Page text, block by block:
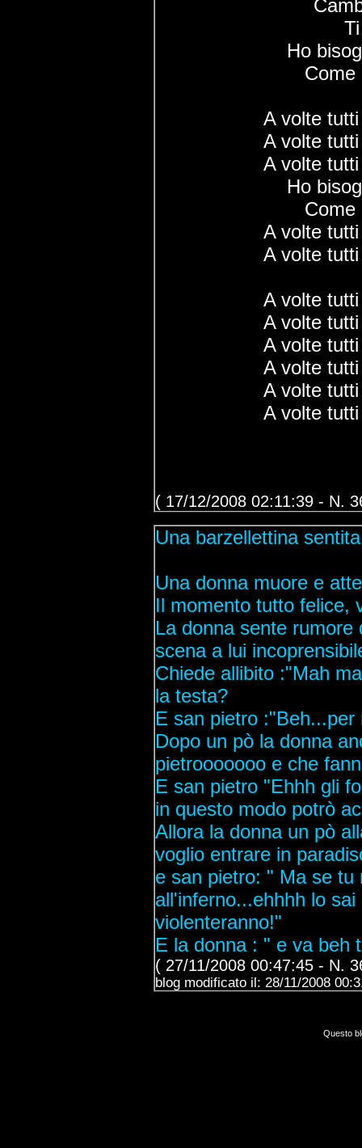
Ho
Come
A volte
A volte
A volte
Ho
Come
A volte
A volte
A volte
A volte
A volte
A volte
A volte
A volte
( 17/12/2008 02:11:39 - N.
Una barzellettina
Una donna muore e
Il momento tutto felice,
La donna sente
scena a lui
Chiede allibito :"Mah
la testa?
E san pietro
Dopo un pò la donna
pietrooooooo e che
E san pietro "Ehhh gli
in questo modo potrò
Allora la donna un pò
voglio entrare in
e san pietro: " Ma se tu
all'inferno...ehhhh lo
violenteranno!"
E la donna : " e va beh
( 27/11/2008 00:47:45 - N.
blog modificato il: 28/11/2008
Questo